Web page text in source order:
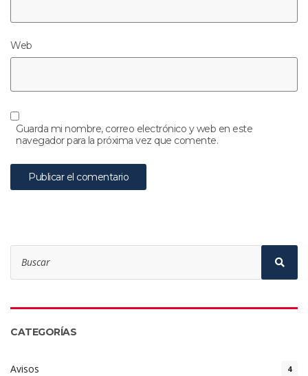
Web
Guarda mi nombre, correo electrónico y web en este
navegador para la próxima vez que comente.
Search
for:
CATEGORÍAS
Avisos 4